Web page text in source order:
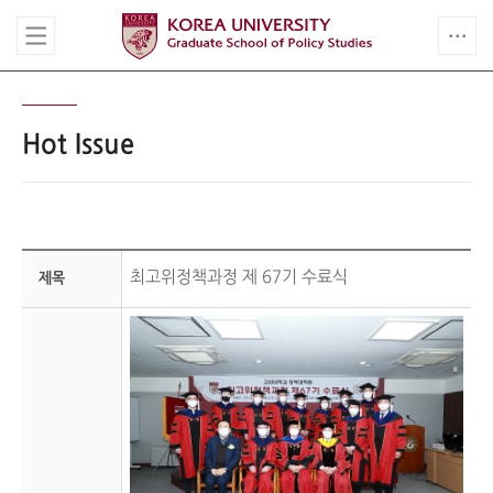
Hot Issue
제목 최고위정책과정 제 67기 수료식